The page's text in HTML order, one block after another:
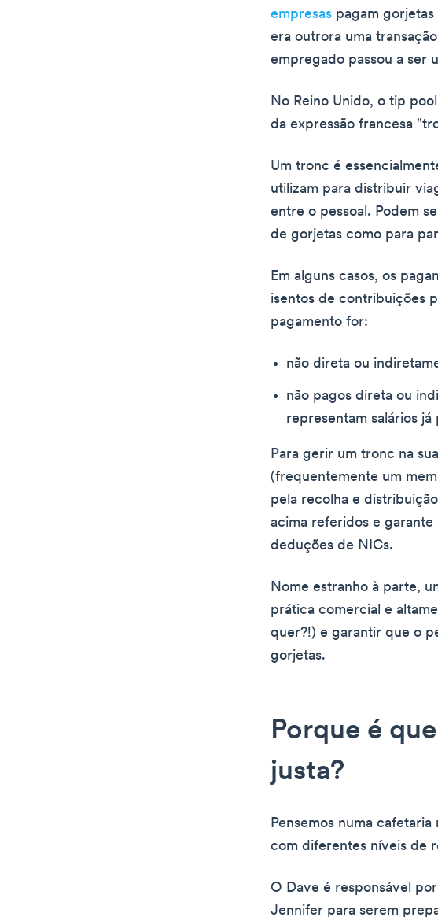
empresas pagam
era outrora uma
empregado passou a ser
No Reino Unido, o tip
da expressão francesa
Um tronc é
utilizam para distribuir
entre o pessoal. Podem
de gorjetas como para
Em alguns casos, os
isentos de contribuições
pagamento for:
não direta ou
não pagos direta ou
representam salários já
Para gerir um tronc na
(frequentemente um
pela recolha e
acima referidos e
deduções de NICs.
Nome estranho à parte,
prática comercial e
quer?!) e garantir que o
gorjetas.
Porque é
justa?
Pensemos numa
com diferentes níveis de
O Dave é responsável
Jennifer para serem